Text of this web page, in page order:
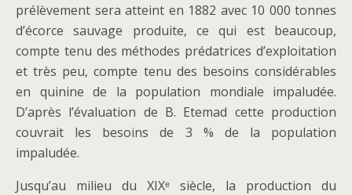
prélèvement sera atteint en 1882 avec 10 000 tonnes
d’écorce sauvage produite, ce qui est beaucoup,
compte tenu des méthodes prédatrices d’exploitation
et très peu, compte tenu des besoins considérables
en quinine de la population mondiale impaludée.
D’après l’évaluation de B. Etemad cette production
couvrait les besoins de 3 % de la population
impaludée.
Jusqu’au milieu du XIXᵉ siècle, la production du